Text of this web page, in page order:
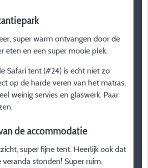
super warm ontvangen door de
eten en een super mooie plek.
Safari tent (#24) is echt niet zo
op de harde veren van het matras.
weinig servies en glaswerk. Paar
de accommodatie
super fijne tent. Heerlijk ook dat
stonden! Super ruim.